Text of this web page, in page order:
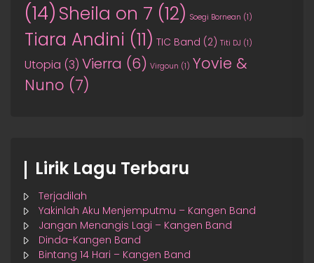
(14) Sheila on 7 (12) Soegi Bornean (1)
Tiara Andini (11) TIC Band (2) Titi DJ (1)
Utopia (3) Vierra (6) Virgoun (1) Yovie &
Nuno (7)
Lirik Lagu Terbaru
Terjadilah
Yakinlah Aku Menjemputmu – Kangen Band
Jangan Menangis Lagi – Kangen Band
Dinda-Kangen Band
Bintang 14 Hari – Kangen Band